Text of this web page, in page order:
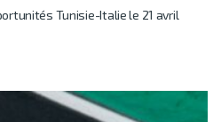
Tunisie-Italie le 21 avril